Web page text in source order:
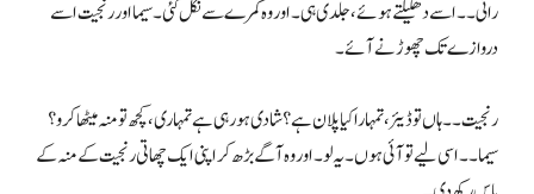
رانی۔۔ اسے دھکیلتے ہوئے، جلدی ہی۔ اور وہ کمرے سے نکل گئی۔ سیما اور رنجیت اسے
دروازے تک چھوڑنے آئے۔
رنجیت۔۔ ہاں تو ڈیئر، تمہارا کیا پلان ہے؟ شادی ہو رہی ہے تمہاری، کچھ تو منہ میٹھا کرو؟
سیما۔۔ اسی لیے تو آئی ہوں۔ یہ لو۔ اور وہ آگے بڑھ کر اپنی ایک چھاتی رنجیت کے منہ کے